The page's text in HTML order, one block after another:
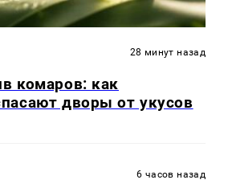
28 минут назад
комаров: как
дворы от укусов
6 часов назад